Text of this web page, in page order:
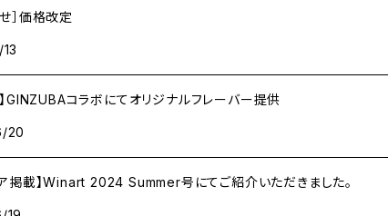
］価格改定
】GINZUBAコラボにてオリジナルフレーバー提供
20
【メディア掲載】Winart 2024 Summer号にてご紹介いただきました。